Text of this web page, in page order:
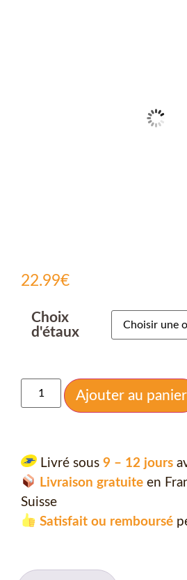
22.99€
Choix
d'étaux
Ajouter au panier
Livré sous 9 – 12 jours
Livraison gratuiteen
Suisse
Satisfait ou remboursé